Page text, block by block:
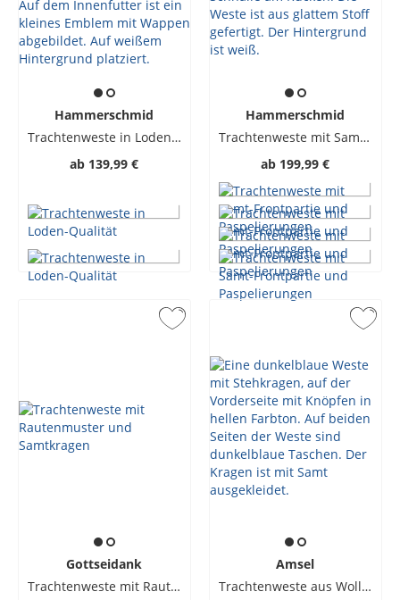
Hammerschmid
Trachtenweste in Loden-Qualität
ab 139,99 €
Hammerschmid
Trachtenweste mit Samt-Frontpartie und Paspelierungen
ab 199,99 €
Gottseidank
Trachtenweste mit Rautenmuster und Samtkragen
Amsel
Trachtenweste aus Wollbrokat mit Samt-Besatz